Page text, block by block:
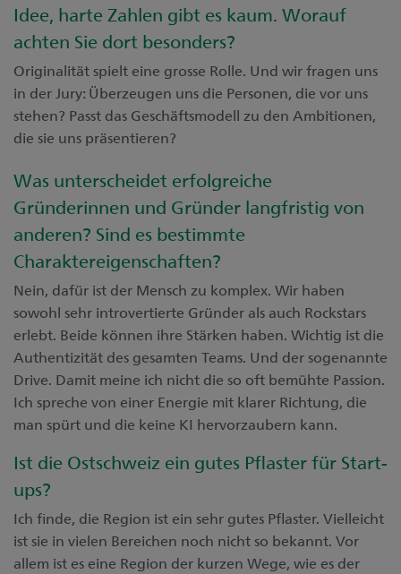
Idee, harte Zahlen gibt es kaum. Worauf
achten Sie dort besonders?
Originalität spielt eine grosse Rolle. Und wir fragen uns
in der Jury: Überzeugen uns die Personen, die vor uns
stehen? Passt das Geschäftsmodell zu den Ambitionen,
die sie uns präsentieren?
Was unterscheidet erfolgreiche
Gründerinnen und Gründer langfristig von
anderen? Sind es bestimmte
Charaktereigenschaften?
Nein, dafür ist der Mensch zu komplex. Wir haben
sowohl sehr introvertierte Gründer als auch Rockstars
erlebt. Beide können ihre Stärken haben. Wichtig ist die
Authentizität des gesamten Teams. Und der sogenannte
Drive. Damit meine ich nicht die so oft bemühte Passion.
Ich spreche von einer Energie mit klarer Richtung, die
man spürt und die keine KI hervorzaubern kann.
Ist die Ostschweiz ein gutes Pflaster für Start-
ups?
Ich finde, die Region ist ein sehr gutes Pflaster. Vielleicht
ist sie in vielen Bereichen noch nicht so bekannt. Vor
allem ist es eine Region der kurzen Wege, wie es der